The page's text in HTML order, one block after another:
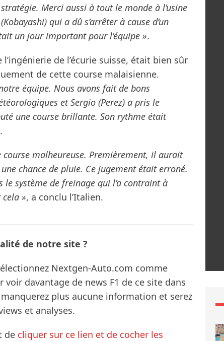
Merci aussi à tout le monde à l’usine
qui a dû s’arrêter à cause d’un
un jour important pour l’équipe ».
de l’écurie suisse, était bien sûr
de cette course malaisienne.
équipe. Nous avons fait de bons
et Sergio (Perez) a pris le
une course brillante. Son rythme était
.
course malheureuse. Premièrement, il aurait
chance de pluie. Ce jugement était erroné.
système de freinage qui l’a contraint à
cela », a conclu l’Italien.
de notre site ?
Nextgen-Auto.com comme
davantage de news F1 de ce site dans
plus aucune information et serez
et analyses.
de cliquer sur ce lien et de cocher les